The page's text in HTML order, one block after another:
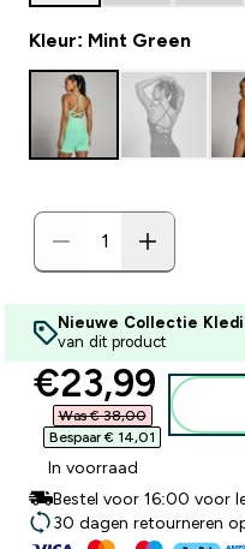
Kleur: Mint Green
Nieuwe Collectie
van dit product
discounted
€23,99‎
Was € 38,00‎
Bespaar € 14,01‎
In voorraad
Bestel voor 16:00 voor
30 dagen retourneren